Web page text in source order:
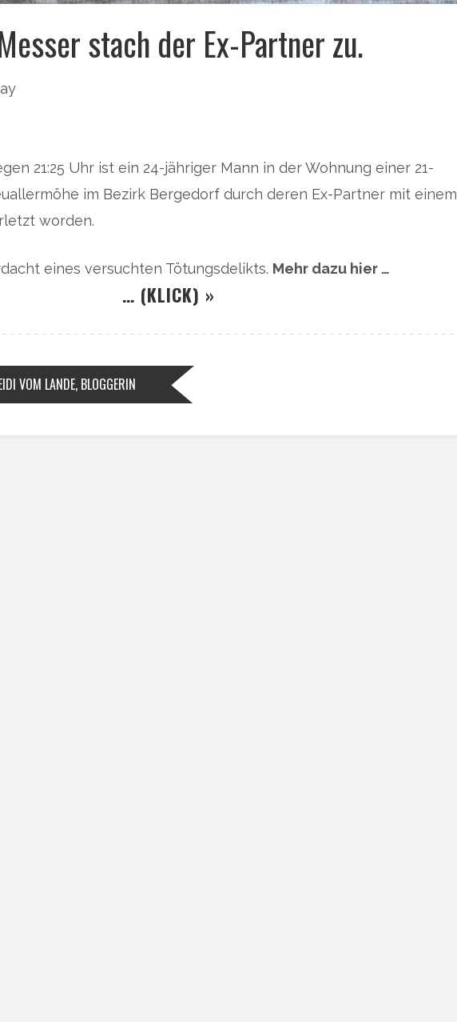
stach der Ex-Partner zu.
21:25 Uhr ist ein 24-jähriger Mann in der Wohnung einer 21-
im Bezirk Bergedorf durch deren Ex-Partner mit einem
worden.
eines versuchten Tötungsdelikts. Mehr dazu hier …
… (KLICK) »
VOM LANDE, BLOGGERIN